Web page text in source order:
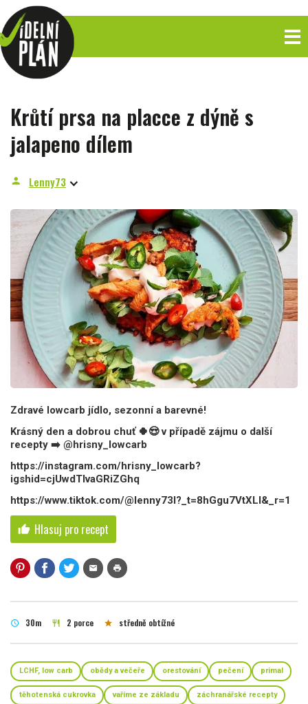
Krůtí prsa na placce z dýně s
jalapeno dílem
person Lenny73
Zdravé lowcarb jídlo, sezonní a barevné!
Krásný den a dobrou chuť 🍀😍 v případě zájmu o další
recepty ➡️ @hrisny_lowcarb
https://instagram.com/hrisny_lowcarb?
igshid=cjUwdTlvaGRiZGhq
https://www.tiktok.com/@lenny73l?_t=8hGgu7VtXLl&_r=1
thumb_up Hlasuj pro recept
mail print
schedule 30m restaurant 2 porce star středně obtížné
LCHF, low carb obědy a večeře orestování pečení primal
těhotenská cukrovka vaříme ze základu záchranářské recepty